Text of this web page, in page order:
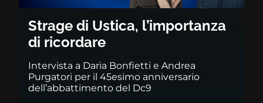
video
Strage di Ustica, l’importanza
di ricordare
Intervista a Daria Bonfietti e Andrea
Purgatori per il 45esimo anniversario
dell’abbattimento del Dc9